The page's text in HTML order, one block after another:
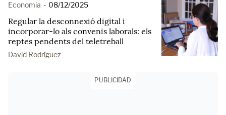
Economia - 08/12/2025
Regular la desconnexió digital i
incorporar-lo als convenis laborals: els
reptes pendents del teletreball
David Rodríguez
PUBLICIDAD